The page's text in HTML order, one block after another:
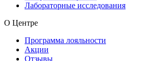
Лабораторные исследования
О Центре
Программа лояльности
Акции
Отзывы